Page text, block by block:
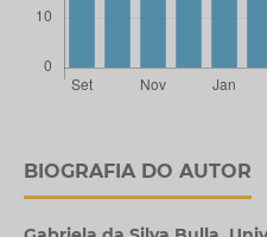
BIOGRAFIA DO AUTOR